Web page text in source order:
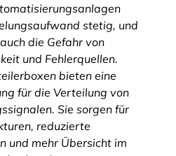
stetig, und
die Gefahr von
und Fehlerquellen.
bieten eine
für die Verteilung von
Sie sorgen für
reduzierte
und mehr Übersicht im